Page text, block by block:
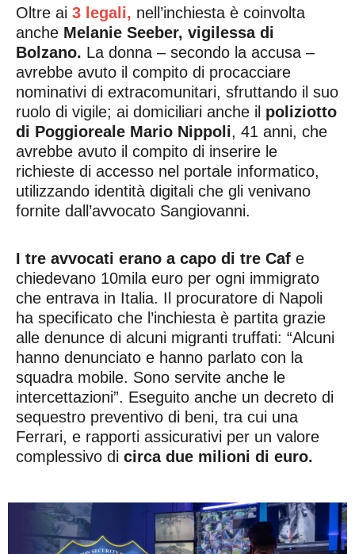
Oltre ai 3 legali, nell’inchiesta è coinvolta
anche Melanie Seeber, vigilessa di
Bolzano. La donna – secondo la accusa –
avrebbe avuto il compito di procacciare
nominativi di extracomunitari, sfruttando il suo
ruolo di vigile; ai domiciliari anche il poliziotto
di Poggioreale Mario Nippoli, 41 anni, che
avrebbe avuto il compito di inserire le
richieste di accesso nel portale informatico,
utilizzando identità digitali che gli venivano
fornite dall’avvocato Sangiovanni.
I tre avvocati erano a capo di tre Caf e
chiedevano 10mila euro per ogni immigrato
che entrava in Italia. Il procuratore di Napoli
ha specificato che l’inchiesta è partita grazie
alle denunce di alcuni migranti truffati: “Alcuni
hanno denunciato e hanno parlato con la
squadra mobile. Sono servite anche le
intercettazioni”. Eseguito anche un decreto di
sequestro preventivo di beni, tra cui una
Ferrari, e rapporti assicurativi per un valore
complessivo di circa due milioni di euro.